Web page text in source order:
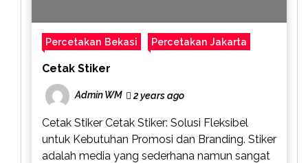
Percetakan Bekasi Percetakan Jakarta
Cetak Stiker
Admin WM 2 years ago
Cetak Stiker Cetak Stiker: Solusi Fleksibel
untuk Kebutuhan Promosi dan Branding. Stiker
adalah media yang sederhana namun sangat